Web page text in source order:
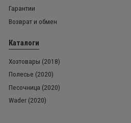
Гарантии
Возврат и обмен
Каталоги
Хозтовары (2018)
Полесье (2020)
Песочница (2020)
Wader (2020)